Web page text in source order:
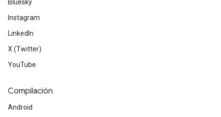
Bluesky
Instagram
LinkedIn
X (Twitter)
YouTube
Compilación
Android